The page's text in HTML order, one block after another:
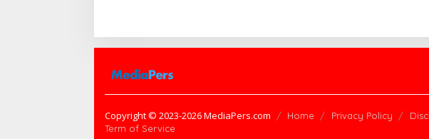
Copyright © 2023-2026 MediaPers.com Home Privacy Policy
Term of Service